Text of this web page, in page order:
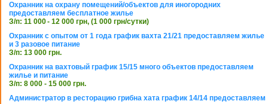
Охранник на охрану помещений/объектов для иногородних
предоставляем бесплатное жилье
З/п: 11 000 - 12 000 грн, (1 000 грн/сутки)
Охранник с опытом от 1 года график вахта 21/21 предоставляем жилье
и 3 разовое питание
З/п: 13 000 грн.
Охранник на вахтовый график 15/15 много объектов предоставляем
жилье и питание
З/п: 8 000 - 15 000 грн.
Администратор в ресторацию грибна хата график 14/14 предоставляем